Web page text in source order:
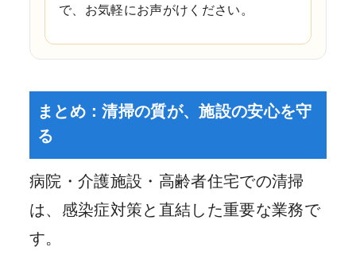
で、お気軽にお声がけください。
まとめ：清掃の質が、施設の安心を守
る
病院・介護施設・高齢者住宅での清掃
は、感染症対策と直結した重要な業務で
す。